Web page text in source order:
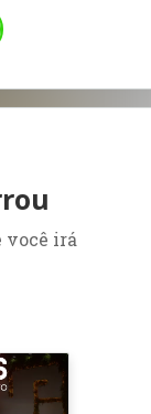
você irá